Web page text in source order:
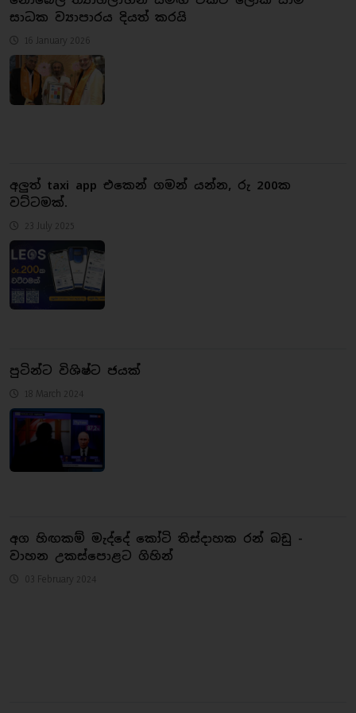
සාධක ව්‍යාපාරය දියත් කරයි
16 January 2026
අලුත් taxi app එකෙන් ගමන් යන්න, රු 200ක
වට්ටමක්.
23 July 2025
පුටින්ට විශිෂ්ට ජයක්
18 March 2024
අග හිඟකම් මැද්දේ කෝටි තිස්දාහක රන් බඩු -
වාහන උකස්පොළට ගිහින්
03 February 2024